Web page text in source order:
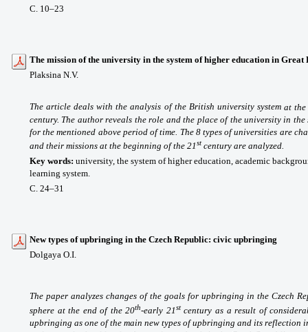
С. 10–23
The mission of the university in the system of higher education in
Plaksina N.V.
The article deals with the analysis of the British university system at the
century. The author reveals the role and the place of the university in
for the mentioned above period of time. The 8 types of universities are
and their missions at the beginning of the 21stcentury are analyzed.
Key words: university, the system of higher education, academic
learning system.
С. 24–31
New types of upbringing in the Czech Republic: civic upbringing
Dolgaya O.I.
The paper analyzes changes of the goals for upbringing in the Czech
sphere at the end of the 20th-early 21stcentury as a result of
upbringing as one of the main new types of upbringing and its reflection